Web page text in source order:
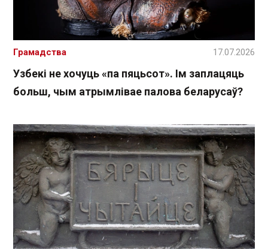
Узбекі не хочуць «па пяцьсот». Ім заплацяць
больш, чым атрымлівае палова беларусаў?
Грамадства 17.07.2026